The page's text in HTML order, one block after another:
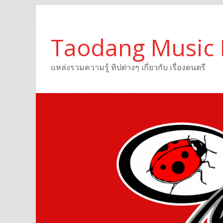
Taodang Music
แหล่งรวมความรู้ ทิปต่างๆ เกี่ยวกับ เรื่องดนตรี